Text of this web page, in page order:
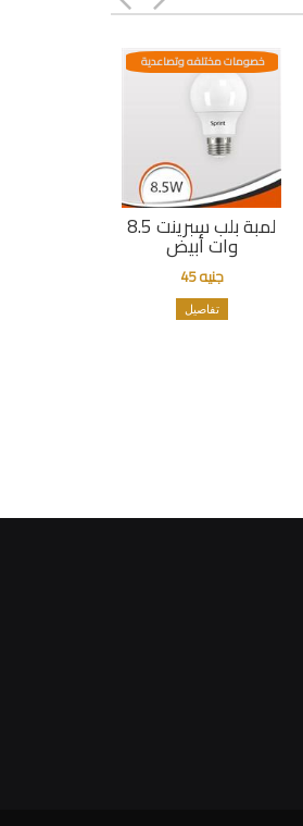
لمبة بلب سبرينت 8.5
وات أبيض
خصومات مختلفه وتصاعدية
جنيه 45
تفاصيل